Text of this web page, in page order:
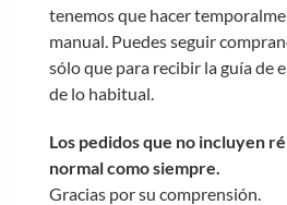
tenemos que hacer
manual. Puedes seguir
sólo que para recibir la guía de
de lo habitual.
Los pedidos que no incluyen
normal como siempre.
Gracias por su comprensión.